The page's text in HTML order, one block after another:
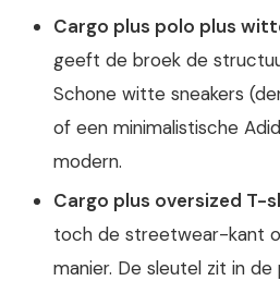
Cargo plus polo plus
geeft de broek de
Schone witte sneakers
of een minimalistische
modern.
Cargo plus oversized T-
toch de streetwear-kant
manier. De sleutel zit in